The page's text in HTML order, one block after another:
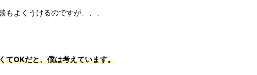
もよくうけるのですが、、、
てOKだと、僕は考えています。